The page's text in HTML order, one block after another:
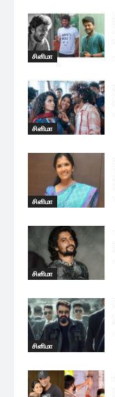
சினிமா
சினிமா
சினிமா
சினிமா
சினிமா